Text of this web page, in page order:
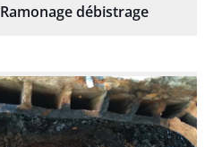
Ramonage débistrage